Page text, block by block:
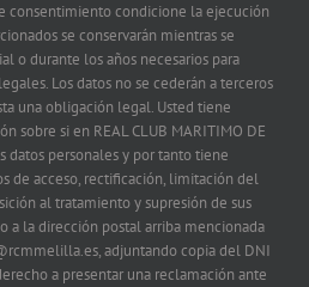
consentimiento condicione la ejecución
se conservarán mientras se
o durante los años necesarios para
Los datos no se cederán a terceros
una obligación legal. Usted tiene
sobre si en REAL CLUB MARITIMO DE
datos personales y por tanto tiene
de acceso, rectificación, limitación del
al tratamiento y supresión de sus
a la dirección postal arriba mencionada
adjuntando copia del DNI
a presentar una reclamación ante